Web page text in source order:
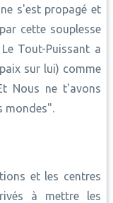
s'est propagé et
cette souplesse
Tout-Puissant a
sur lui) comme
Nous ne t'avons
mondes".
et les centres
à mettre les